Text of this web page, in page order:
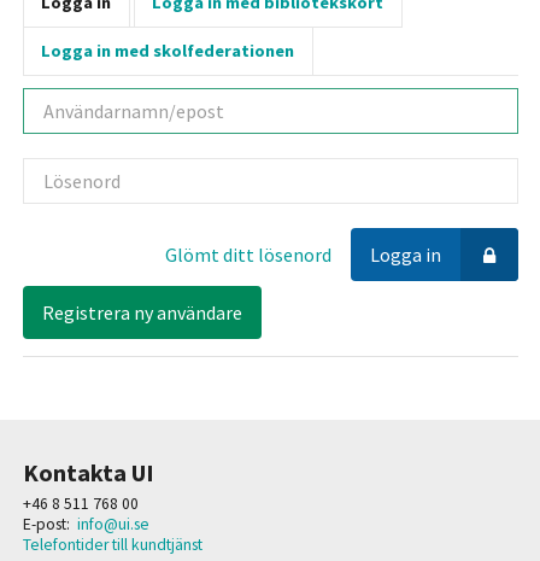
Logga in med skolfederationen
Användarnamn
Lösenord
Logga in
Glömt ditt lösenord
Registrera ny användare
Kontakta UI
+46 8 511 768 00
E-post: info@ui.se
Telefontider till kundtjänst